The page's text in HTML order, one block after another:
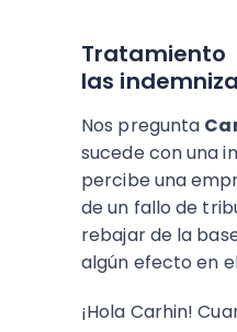
las
Nos pregunta
sucede con una
percibe una
de un fallo de
rebajar de la
algún efecto en el
¡Hola Carhin!